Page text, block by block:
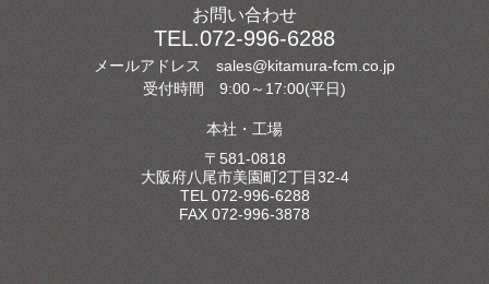
お問い合わせ
TEL.072-996-6288
メールアドレス sales@kitamura-fcm.co.jp
受付時間 9:00～17:00(平日)
本社・工場
〒581-0818
大阪府八尾市美園町2丁目32-4
TEL 072-996-6288
FAX 072-996-3878